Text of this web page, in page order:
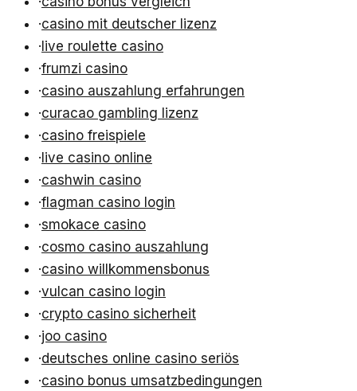
·casino mit deutscher lizenz
·live roulette casino
·frumzi casino
·casino auszahlung erfahrungen
·curacao gambling lizenz
·casino freispiele
·live casino online
·cashwin casino
·flagman casino login
·smokace casino
·cosmo casino auszahlung
·casino willkommensbonus
·vulcan casino login
·crypto casino sicherheit
·joo casino
·deutsches online casino seriös
·casino bonus umsatzbedingungen